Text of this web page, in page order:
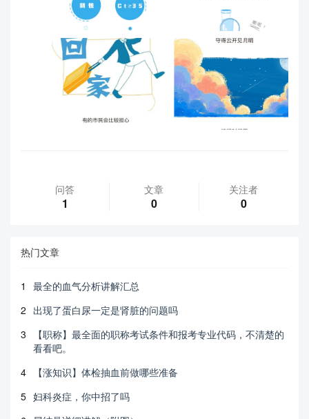
问答
1
文章
0
关注者
0
热门文章
1
最全的血气分析讲解汇总
2 出现了蛋白尿一定是肾脏的问题吗
3
【职称】最全面的职称考试条件和报考专业代码，不清楚的
看看吧。
4
【涨知识】体检抽血前做哪些准备
5 妇科炎症，你中招了吗